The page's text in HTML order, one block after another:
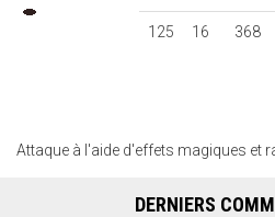
125 16 368
Attaque à l'aide d'effets magiques et
DERNIERS